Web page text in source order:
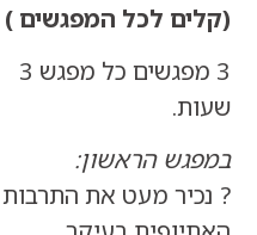
לכל המפגשים )
3 מפגשים כל מפגש 3
הראשון:
מעט את התרבות